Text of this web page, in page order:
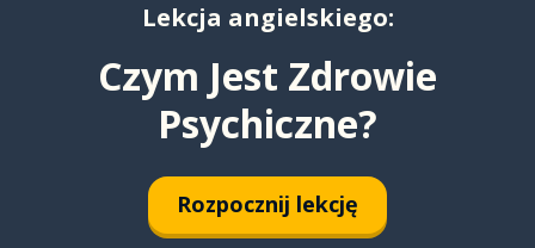
Lekcja angielskiego:
Czym Jest Zdrowie
Psychiczne?
Rozpocznij lekcję